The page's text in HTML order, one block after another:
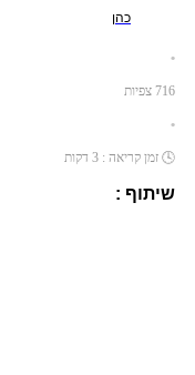
כהן
•
716 צפיות
•
🕓 זמן קריאה : 3 דקות
שיתוף :